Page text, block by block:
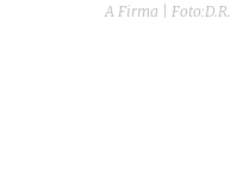
A Firma | Foto:D.R.